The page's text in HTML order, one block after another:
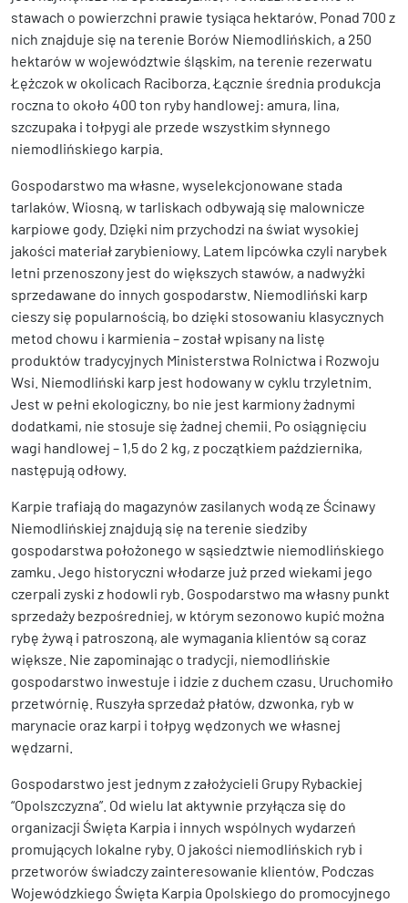
stawach o powierzchni prawie tysiąca hektarów. Ponad 700 z
nich znajduje się na terenie Borów Niemodlińskich, a 250
hektarów w województwie śląskim, na terenie rezerwatu
Łężczok w okolicach Raciborza. Łącznie średnia produkcja
roczna to około 400 ton ryby handlowej: amura, lina,
szczupaka i tołpygi ale przede wszystkim słynnego
niemodlińskiego karpia.
Gospodarstwo ma własne, wyselekcjonowane stada
tarlaków. Wiosną, w tarliskach odbywają się malownicze
karpiowe gody. Dzięki nim przychodzi na świat wysokiej
jakości materiał zarybieniowy. Latem lipcówka czyli narybek
letni przenoszony jest do większych stawów, a nadwyżki
sprzedawane do innych gospodarstw. Niemodliński karp
cieszy się popularnością, bo dzięki stosowaniu klasycznych
metod chowu i karmienia – został wpisany na listę
produktów tradycyjnych Ministerstwa Rolnictwa i Rozwoju
Wsi. Niemodliński karp jest hodowany w cyklu trzyletnim.
Jest w pełni ekologiczny, bo nie jest karmiony żadnymi
dodatkami, nie stosuje się żadnej chemii. Po osiągnięciu
wagi handlowej – 1,5 do 2 kg, z początkiem października,
następują odłowy.
Karpie trafiają do magazynów zasilanych wodą ze Ścinawy
Niemodlińskiej znajdują się na terenie siedziby
gospodarstwa położonego w sąsiedztwie niemodlińskiego
zamku. Jego historyczni włodarze już przed wiekami jego
czerpali zyski z hodowli ryb. Gospodarstwo ma własny punkt
sprzedaży bezpośredniej, w którym sezonowo kupić można
rybę żywą i patroszoną, ale wymagania klientów są coraz
większe. Nie zapominając o tradycji, niemodlińskie
gospodarstwo inwestuje i idzie z duchem czasu. Uruchomiło
przetwórnię. Ruszyła sprzedaż płatów, dzwonka, ryb w
marynacie oraz karpi i tołpyg wędzonych we własnej
wędzarni.
Gospodarstwo jest jednym z założycieli Grupy Rybackiej
“Opolszczyzna”. Od wielu lat aktywnie przyłącza się do
organizacji Święta Karpia i innych wspólnych wydarzeń
promujących lokalne ryby. O jakości niemodlińskich ryb i
przetworów świadczy zainteresowanie klientów. Podczas
Wojewódzkiego Święta Karpia Opolskiego do promocyjnego